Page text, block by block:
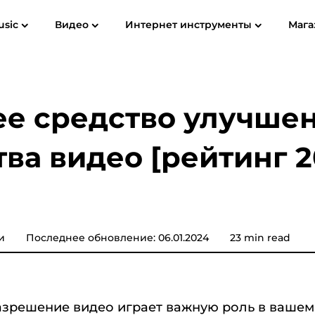
Конвертер музыки YouTube
Звуковой конвертер
Музыкальный конвертер
SoundCloud
Видео Интернет инструменты
пользователяЧасто задаваемые вопросы (FAQ)
средство
видео [рейтинг
Последнее обновление: 06.01.2024 23 min read
видео играет важную роль в